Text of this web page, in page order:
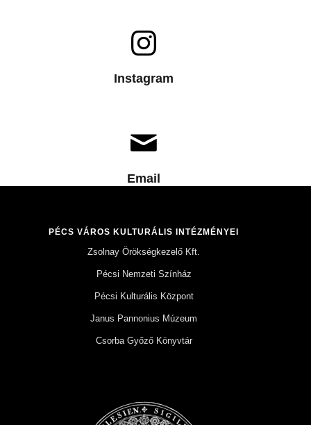
Instagram
Email
PÉCS VÁROS KULTURÁLIS INTÉZMÉNYEI
Zsolnay Örökségkezelő Kft.
Pécsi Nemzeti Színház
Pécsi Kulturális Központ
Janus Pannonius Múzeum
Csorba Győző Könyvtár